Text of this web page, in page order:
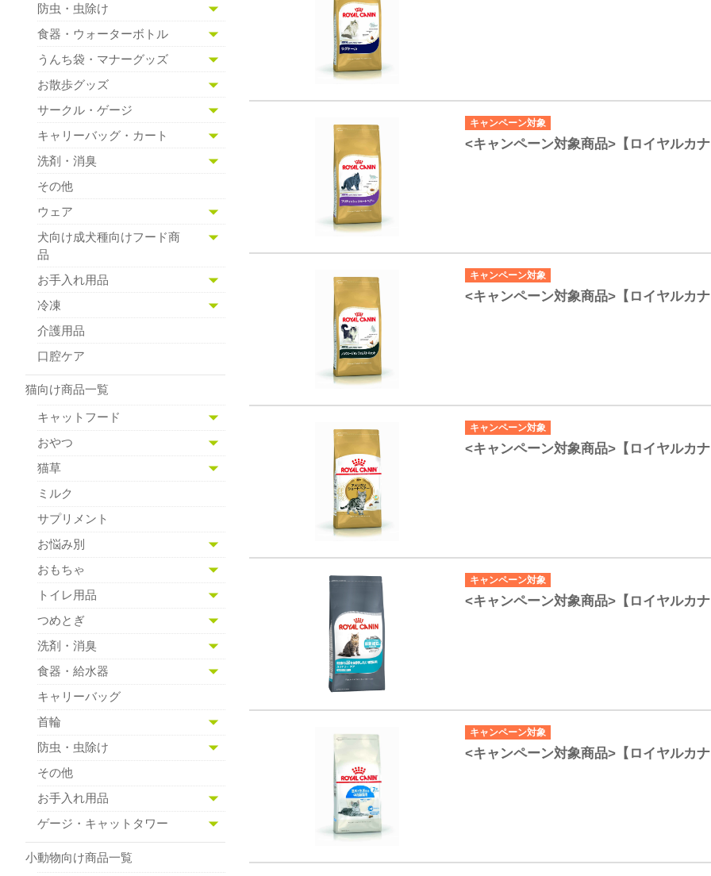
キャンペーン対象
<キャンペーン対象商品>【ロイヤルカ
キャンペーン対象
<キャンペーン対象商品>【ロイヤルカ
キャンペーン対象
<キャンペーン対象商品>【ロイヤルカ
キャンペーン対象
<キャンペーン対象商品>【ロイヤルカ
キャンペーン対象
<キャンペーン対象商品>【ロイヤルカ
防虫・虫除け
食器・ウォーターボトル
うんち袋・マナーグッズ
お散歩グッズ
サークル・ゲージ
キャリーバッグ・カート
洗剤・消臭
その他
ウェア
犬向け成犬種向けフード商
品
お手入れ用品
冷凍
介護用品
口腔ケア
猫向け商品一覧
キャットフード
おやつ
猫草
ミルク
サプリメント
お悩み別
おもちゃ
トイレ用品
つめとぎ
洗剤・消臭
食器・給水器
キャリーバッグ
首輪
防虫・虫除け
その他
お手入れ用品
ゲージ・キャットタワー
小動物向け商品一覧